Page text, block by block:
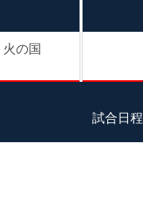
火の国
試合日程